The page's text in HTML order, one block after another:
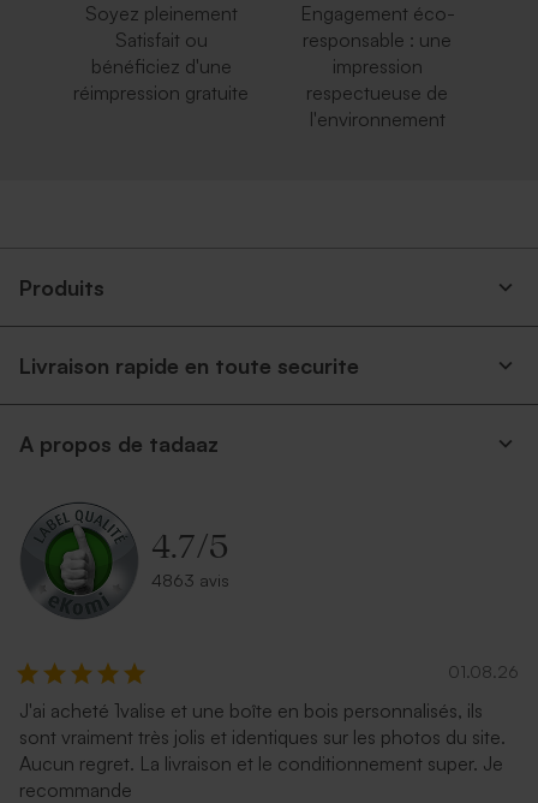
Enveloppe argentée
Enveloppe communion
émeraude
Enveloppe communion
lavande
Soyez pleinement
Satisfait ou
bénéficiez d'une
réimpression gratuite
Engagement éco-
responsable : une
impression
respectueuse de
l'environnement
Produits
Livraison rapide en toute securite
A propos de tadaaz
4.7/5
4863 avis
01.08.26
J'ai acheté 1valise et une boîte en bois personnalisés, ils
sont vraiment très jolis et identiques sur les photos du site.
Aucun regret. La livraison et le conditionnement super. Je
recommande